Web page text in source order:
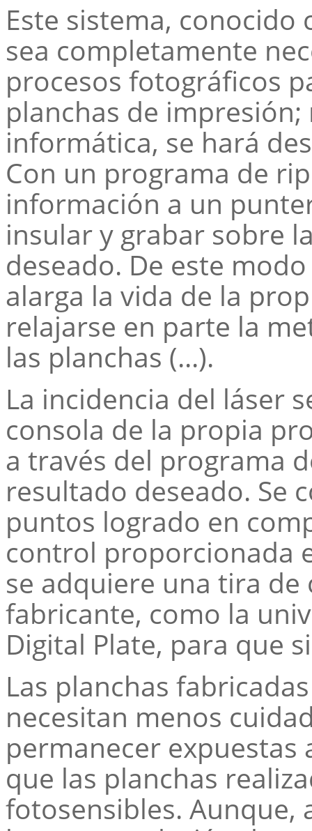
Este sistema, conocido
sea completamente
procesos fotográficos
planchas de
informática, se hará
Con un programa de
información a un
insular y grabar sobre
deseado. De este
alarga la vida de la
relajarse en parte la
las planchas (...).
La incidencia del láser
consola de la propia
a través del programa
resultado deseado. Se
puntos logrado en
control proporcionada
se adquiere una tira
fabricante, como la
Digital Plate, para que
Las planchas
necesitan menos
permanecer expuestas
que las planchas
fotosensibles. Aunque,